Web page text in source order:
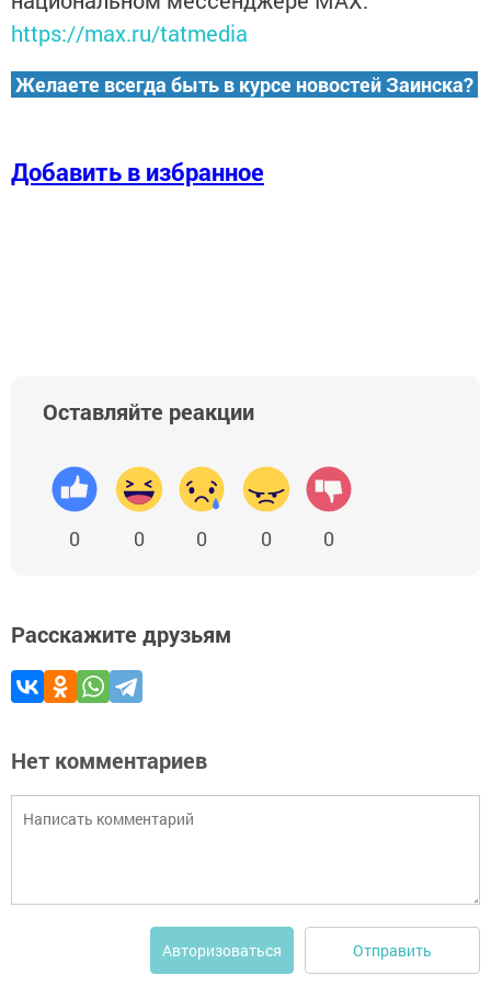
https://max.ru/tatmedia
Желаете всегда быть в курсе новостей Заинска?
Добавить в избранное
Оставляйте реакции
0 0 0 0 0
Расскажите друзьям
Нет комментариев
Авторизоваться Отправить